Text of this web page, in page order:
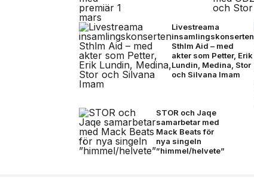
Livestreama
insamlingskonserten
Sthlm Aid – med
akter som Petter, Erik
Lundin, Medina, Stor
och Silvana Imam
STOR och Jaqe
samarbetar med
Mack Beats för
nya singeln
”himmel/helvete”